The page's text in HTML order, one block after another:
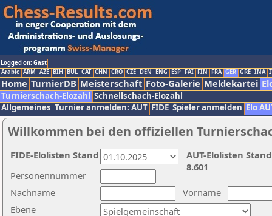
Logged on: Gast
Arabic ARM AZE BIH BUL CAT CHN CRO CZE DEN ENG ESP FAI FIN FRA GER GRE INA
Home TurnierDB Meisterschaft Foto-Galerie Meldekartei
Turnierschach-Elozahl Schnellschach-Elozahl
Allgemeines Turnier anmelden: AUT FIDE Spieler anmelden Elo
Willkommen bei den offiziellen
Nachname
Vorname
Ebene
Personennummer
AUT-Elolisten
8.601
FIDE-Elolisten Stand